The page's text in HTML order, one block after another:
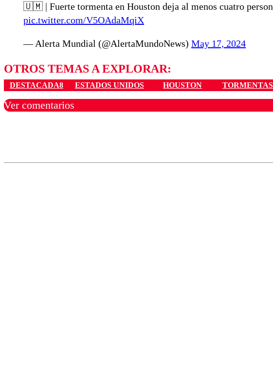
🇺🇲 | Fuerte tormenta en Houston deja al menos cuatro
pic.twitter.com/V5OAdaMqiX
— Alerta Mundial (@AlertaMundoNews) May 17, 2024
OTROS TEMAS A EXPLORAR:
DESTACADA8 ESTADOS UNIDOS HOUSTON TORMENTAS
Ver comentarios